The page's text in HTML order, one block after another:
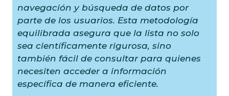
navegación y búsqueda de datos por
parte de los usuarios. Esta metodología
equilibrada asegura que la lista no solo
sea científicamente rigurosa, sino
también fácil de consultar para quienes
necesiten acceder a información
específica de manera eficiente.